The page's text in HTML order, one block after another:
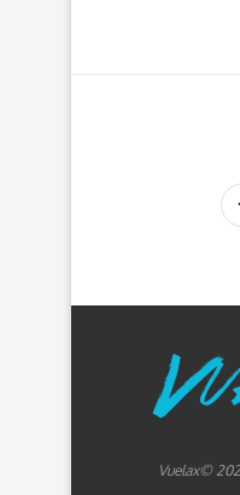
Vuelax©